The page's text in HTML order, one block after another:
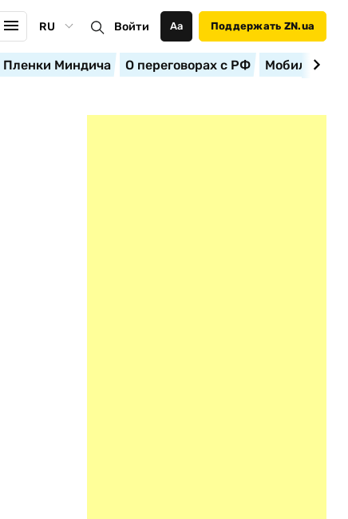
RU Войти Аа Поддержать ZN.ua
Пленки Миндича О переговорах с РФ